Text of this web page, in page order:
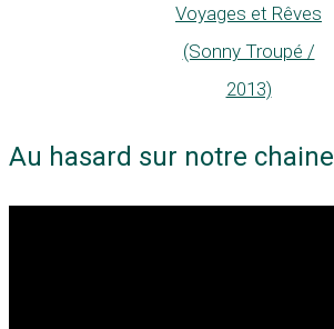
Voyages et Rêves
(Sonny Troupé /
2013)
Au hasard sur notre chaine